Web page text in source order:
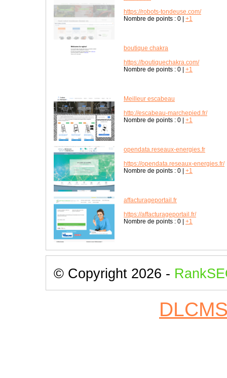
https://robots-tondeuse.com/
Nombre de points : 0 +1
boutique chakra
https://boutiquechakra.com/
Nombre de points : 0 +1
Meilleur escabeau
http://escabeau-marchepied.fr/
Nombre de points : 0 +1
opendata.reseaux-energies.fr
https://opendata.reseaux-energies.fr/
Nombre de points : 0 +1
affacturageportail.fr
https://affacturageportail.fr/
Nombre de points : 0 +1
© Copyright 2026 -